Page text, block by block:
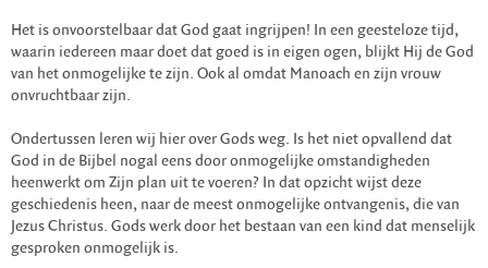
Het is onvoorstelbaar dat God gaat ingrijpen! In een geesteloze tijd,
waarin iedereen maar doet dat goed is in eigen ogen, blijkt Hij de God
van het onmogelijke te zijn. Ook al omdat Manoach en zijn vrouw
onvruchtbaar zijn.
Ondertussen leren wij hier over Gods weg. Is het niet opvallend dat
God in de Bijbel nogal eens door onmogelijke omstandigheden
heenwerkt om Zijn plan uit te voeren? In dat opzicht wijst deze
geschiedenis heen, naar de meest onmogelijke ontvangenis, die van
Jezus Christus. Gods werk door het bestaan van een kind dat menselijk
gesproken onmogelijk is.